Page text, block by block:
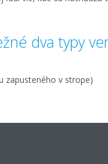
dva typy
zapusteného v strope)